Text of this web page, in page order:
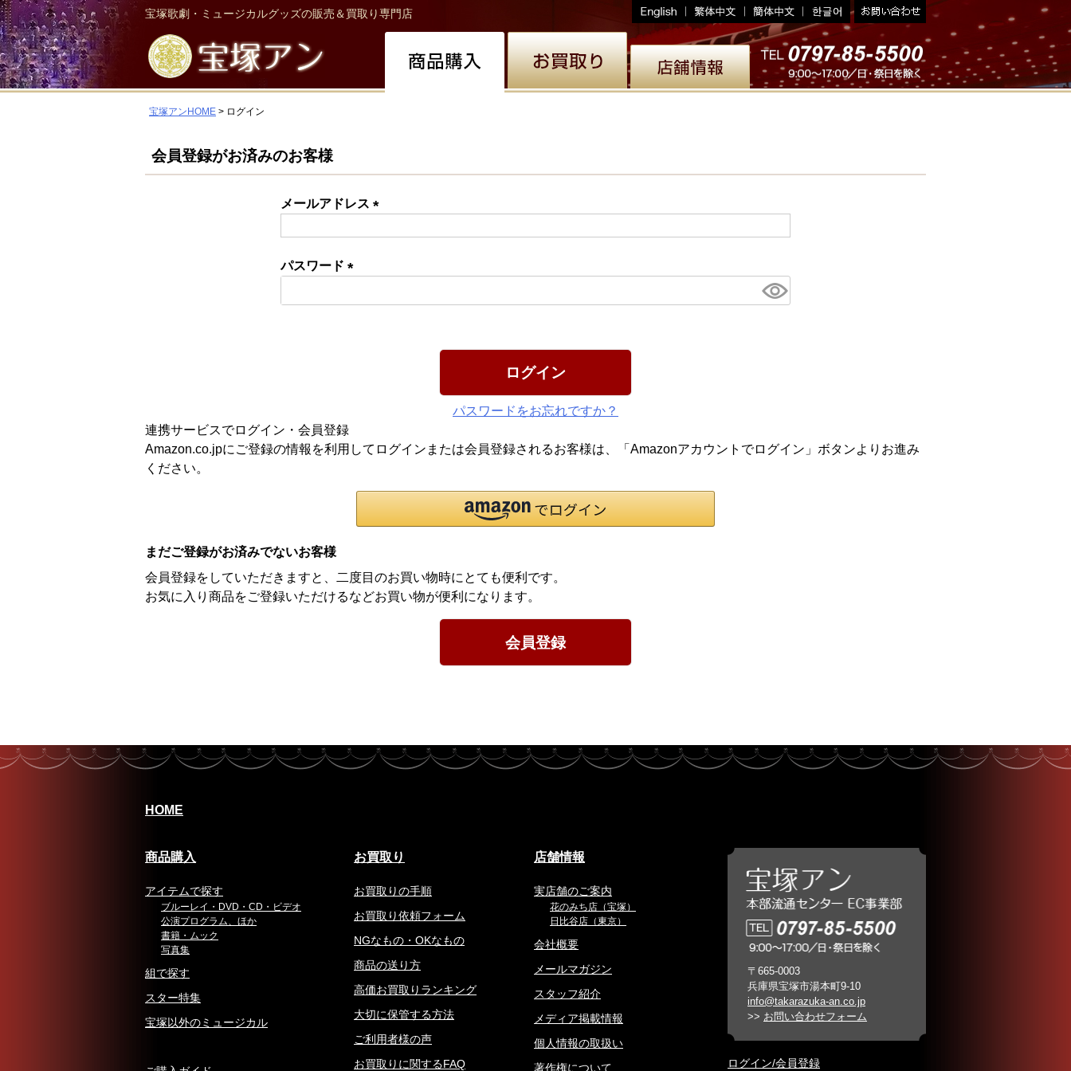
宝塚歌劇・ミュージカルグッズの販売＆買取り専門店
宝塚アンHOME ログイン
会員登録がお済みのお客様
メールアドレス
パスワード
須)
ログイン
パスワードをお忘れですか？
連携サービスでログイン・会員登録
Amazon.co.jpにご登録の情報を利用してログインまたは会員登録されるお客様は、「Amazonアカウントでログイン」ボタンよりお進み
ください。
まだご登録がお済みでないお客様
会員登録をしていただきますと、二度目のお買い物時にとても便利です。
お気に入り商品をご登録いただけるなどお買い物が便利になります。
会員登録
HOME
商品購入
アイテムで探す
ブルーレイ・DVD・CD・ビデオ
公演プログラム、ほか
書籍・ムック
写真集
組で探す
スター特集
宝塚以外のミュージカル
お買取り
お買取りの手順
お買取り依頼フォーム
NGなもの・OKなもの
商品の送り方
高価お買取りランキング
大切に保管する方法
ご利用者様の声
お買取りに関するFAQ
店舗情報
実店舗のご案内
花のみち店（宝塚）
日比谷店（東京）
会社概要
メールマガジン
スタッフ紹介
メディア掲載情報
個人情報の取扱い
著作権について
〒665-0003
兵庫県宝塚市湯本町9-10
info@takarazuka-an.co.jp
>> お問い合わせフォーム
ログイン/会員登録